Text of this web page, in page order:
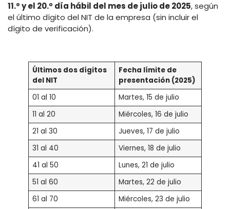
11.º y el 20.º día hábil del mes de julio de 2025, según
el último dígito del NIT de la empresa (sin incluir el
dígito de verificación).
Últimos dos dígitos
del NIT
Fecha límite de
presentación (2025)
01 al 10
Martes, 15 de julio
11 al 20
Miércoles, 16 de julio
21 al 30
Jueves, 17 de julio
31 al 40
Viernes, 18 de julio
41 al 50
Lunes, 21 de julio
51 al 60
Martes, 22 de julio
61 al 70
Miércoles, 23 de julio